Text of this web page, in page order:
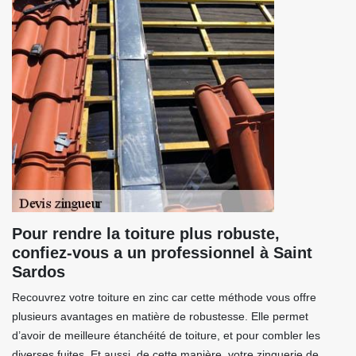
Pour rendre la toiture plus robuste,
confiez-vous a un professionnel à Saint
Sardos
Recouvrez votre toiture en zinc car cette méthode vous offre
plusieurs avantages en matière de robustesse. Elle permet
d’avoir de meilleure étanchéité de toiture, et pour combler les